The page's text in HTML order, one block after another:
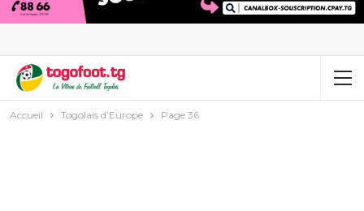
Accueil Togolais d’Europe Page 36